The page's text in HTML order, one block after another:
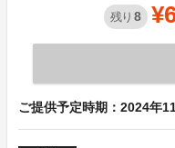
残り 8
ご提供予定時期：2024年